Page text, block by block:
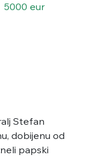
5000 eur
Stefan
dobijenu od
papski